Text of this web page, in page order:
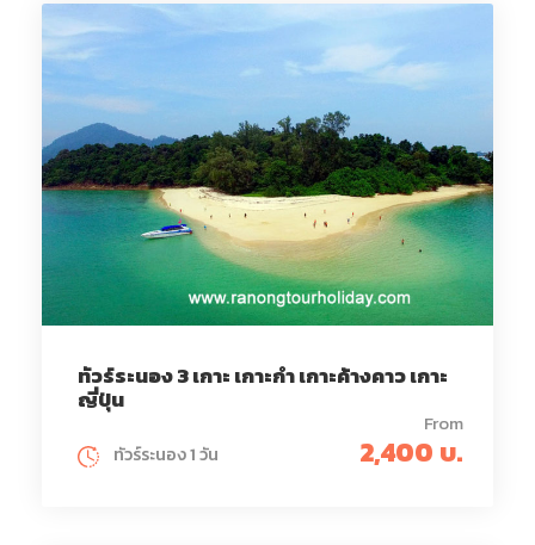
ทัวร์ระนอง 3 เกาะ เกาะกำ เกาะค้างคาว เกาะ
ญี่ปุ่น
From
2,400 บ.
ทัวร์ระนอง 1 วัน